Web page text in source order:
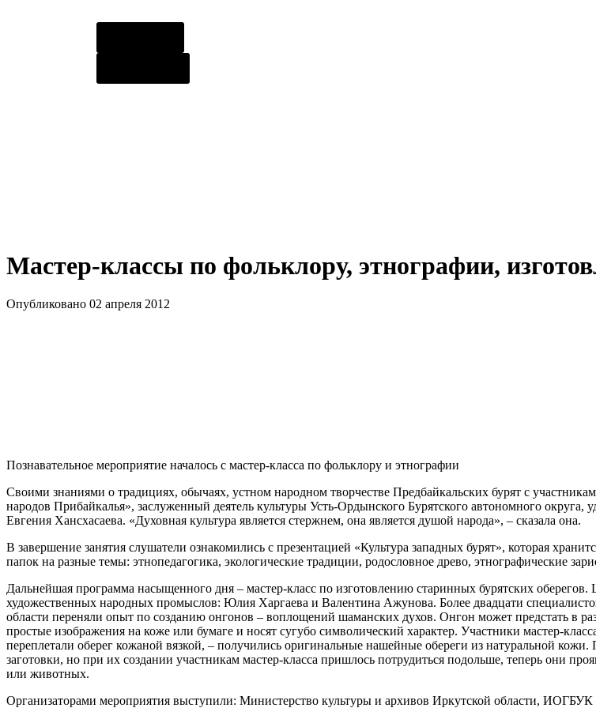
Мастер-классы по фольклору, этнографии,
Опубликовано 02 апреля 2012
Познавательное мероприятие началось с мастер-класса по фольклору и этнографии
Своими знаниями о традициях, обычаях, устном народном творчестве Предбайкальских бурят с
народов Прибайкалья», заслуженный деятель культуры Усть-Ордынского Бурятского автономного округа,
Евгения Хансхасаева. «Духовная культура является стержнем, она является душой народа», – сказала она.
В завершение занятия слушатели ознакомились с презентацией «Культура западных бурят», которая
папок на разные темы: этнопедагогика, экологические традиции, родословное древо, этнографические
Дальнейшая программа насыщенного дня – мастер-класс по изготовлению старинных бурятских
художественных народных промыслов: Юлия Харгаева и Валентина Ажунова. Более двадцати
области переняли опыт по созданию онгонов – воплощений шаманских духов. Онгон может предстать в
простые изображения на коже или бумаге и носят сугубо символический характер. Участники мастер-
переплетали оберег кожаной вязкой, – получились оригинальные нашейные обереги из натуральной
заготовки, но при их создании участникам мастер-класса пришлось потрудиться подольше, теперь они
или животных.
Организаторами мероприятия выступили: Министерство культуры и архивов Иркутской области,